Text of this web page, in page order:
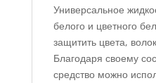
Универсальное
белого и цветного
защитить цвета,
Благодаря своему
средство можно